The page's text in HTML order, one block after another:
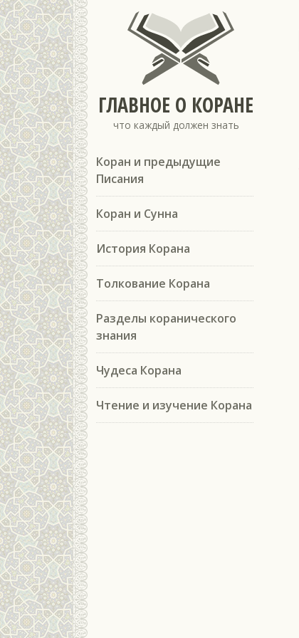
ГЛАВНОЕ О КОРАНЕ
что каждый должен знать
Коран и предыдущие
Писания
Коран и Сунна
История Корана
Толкование Корана
Разделы коранического
знания
Чудеса Корана
Чтение и изучение Корана